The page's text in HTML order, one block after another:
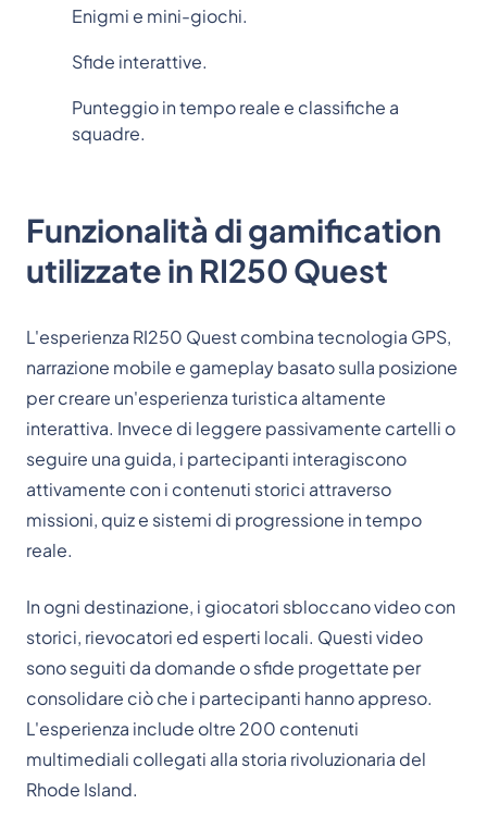
Enigmi e mini-giochi.
Sfide interattive.
Punteggio in tempo reale e classifiche a
squadre.
Funzionalità di gamification
utilizzate in RI250 Quest
L'esperienza RI250 Quest combina tecnologia GPS,
narrazione mobile e gameplay basato sulla posizione
per creare un'esperienza turistica altamente
interattiva. Invece di leggere passivamente cartelli o
seguire una guida, i partecipanti interagiscono
attivamente con i contenuti storici attraverso
missioni, quiz e sistemi di progressione in tempo
reale.
In ogni destinazione, i giocatori sbloccano video con
storici, rievocatori ed esperti locali. Questi video
sono seguiti da domande o sfide progettate per
consolidare ciò che i partecipanti hanno appreso.
L'esperienza include oltre 200 contenuti
multimediali collegati alla storia rivoluzionaria del
Rhode Island.